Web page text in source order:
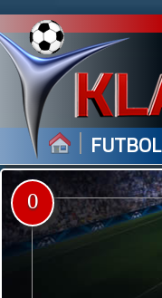
| FUTBOL
0